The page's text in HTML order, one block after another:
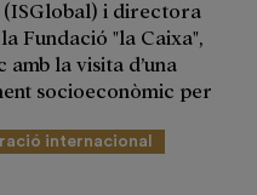
i directora
Fundació "la Caixa",
la visita d’una
socioeconòmic per
internacional